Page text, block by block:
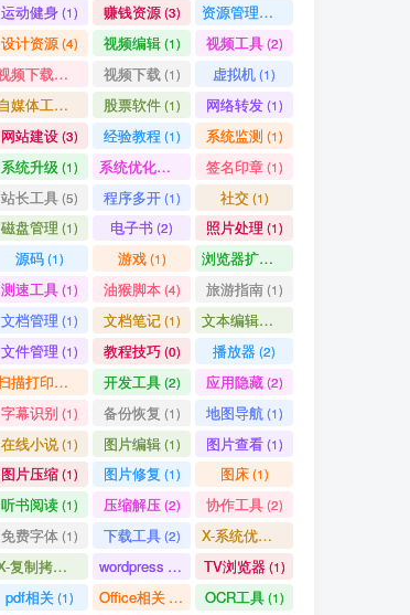
运动健身(1) 赚钱资源(3) 资源管理器
设计资源(4) 视频编辑(1) 视频工具(2)
视频下载工具 视频下载 (1) 虚拟机(1)
自媒体工具 股票软件(1) 网络转发(1)
网站建设(3) 经验教程 (1) 系统监测 (1)
系统升级 (1) 系统优化清理 签名印章(1)
站长工具(5) 程序多开(1) 社交(1)
磁盘管理 (1) 电子书 (2) 照片处理 (1)
源码(1) 游戏(1) 浏览器扩展
测速工具(1) 油猴脚本(4) 旅游指南(1)
文档管理 (1) 文档笔记(1) 文本编辑器
文件管理 (1) 教程技巧(0) 播放器(2)
扫描打印软件 开发工具(2) 应用隐藏(2)
字幕识别 (1) 备份恢复 (1) 地图导航 (1)
在线小说(1) 图片编辑(1) 图片查看(1)
图片压缩(1) 图片修复 (1) 图床(1)
听书阅读(1) 压缩解压(2) 协作工具(2)
免费字体(1) 下载工具(2) X-系统优化
X-复制拷贝 wordpress TV浏览器(1)
pdf相关(1) Office相关 OCR工具(1)